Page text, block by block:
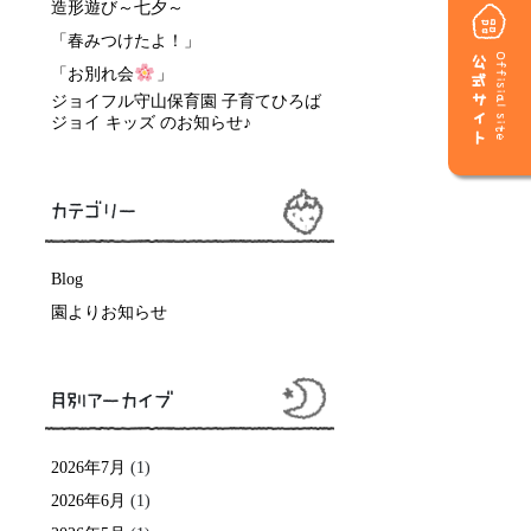
Offisial site
公式サイト
造形遊び～七夕～
「春みつけたよ！」
「お別れ会
」
ジョイフル守山保育園 子育てひろば
ジョイ キッズ のお知らせ♪
カテゴリー
Blog
園よりお知らせ
月別アーカイブ
2026年7月 (1)
2026年6月 (1)